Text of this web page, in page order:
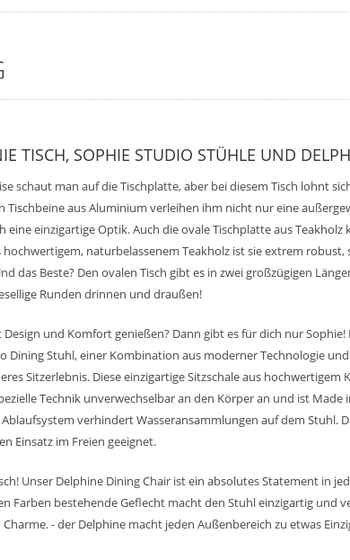
TISCH, SOPHIE STUDIO STÜHLE UND
schaut man auf die Tischplatte, aber bei diesem Tisch lohnt
Tischbeine aus Aluminium verleihen ihm nicht nur eine
eine einzigartige Optik. Auch die ovale Tischplatte aus Teakholz
hochwertigem, naturbelassenem Teakholz ist sie extrem robust,
das Beste? Den ovalen Tisch gibt es in zwei großzügigen
Runden drinnen und draußen!
Design und Komfort genießen? Dann gibt es für dich nur
Dining Stuhl, einer Kombination aus moderner Technologie
Sitzerlebnis. Diese einzigartige Sitzschale aus hochwertigem
Technik unverwechselbar an den Körper an und ist Made
verhindert Wasseransammlungen auf dem Stuhl.
Einsatz im Freien geeignet.
Unser Delphine Dining Chair ist ein absolutes Statement in
Farben bestehende Geflecht macht den Stuhl einzigartig und
- der Delphine macht jeden Außenbereich zu etwas